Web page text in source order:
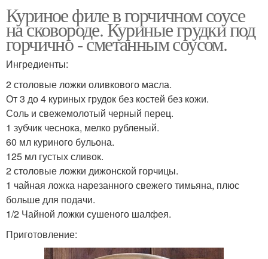
Куриное филе в горчичном соусе
на сковороде. Куриные грудки под
горчично - сметанным соусом.
Ингредиенты:
2 столовые ложки оливкового масла.
От 3 до 4 куриных грудок без костей без кожи.
Соль и свежемолотый черный перец.
1 зубчик чеснока, мелко рубленый.
60 мл куриного бульона.
125 мл густых сливок.
2 столовые ложки дижонской горчицы.
1 чайная ложка нарезанного свежего тимьяна, плюс
больше для подачи.
1/2 Чайной ложки сушеного шалфея.
Приготовление: